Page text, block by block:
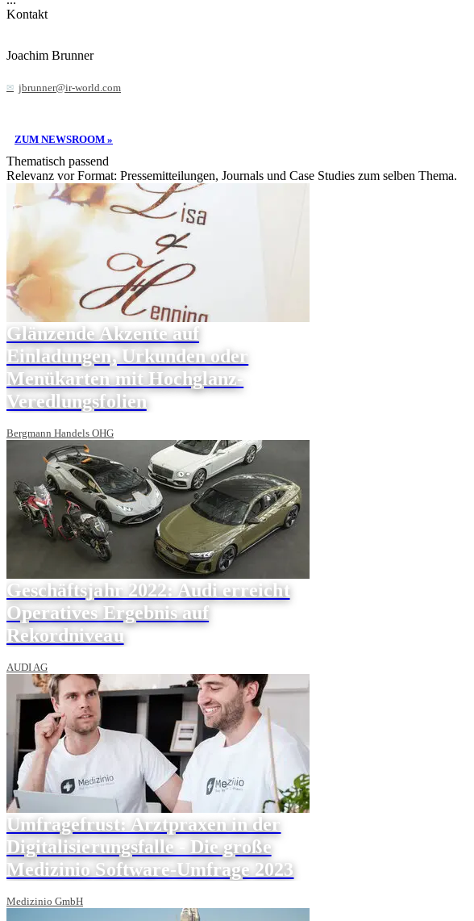
Kontakt
Joachim Brunner
jbrunner@ir-world.com
ZUM NEWSROOM »
Thematisch passend
Relevanz vor Format: Pressemitteilungen, Journals und Case Studies zum selben Thema.
Glänzende Akzente auf
Einladungen, Urkunden oder
Menükarten mit Hochglanz-
Veredlungsfolien
Bergmann Handels OHG
Geschäftsjahr 2022: Audi erreicht
Operatives Ergebnis auf
Rekordniveau
AUDI AG
Umfragefrust: Arztpraxen in der
Digitalisierungsfalle - Die große
Medizinio Software-Umfrage 2023
Medizinio GmbH